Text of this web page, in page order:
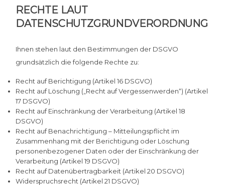
RECHTE LAUT
DATENSCHUTZGRUNDVERORDNUNG
Ihnen stehen laut den Bestimmungen der DSGVO
grundsätzlich die folgende Rechte zu:
Recht auf Berichtigung (Artikel 16 DSGVO)
Recht auf Löschung („Recht auf Vergessenwerden“) (Artikel
17 DSGVO)
Recht auf Einschränkung der Verarbeitung (Artikel 18
DSGVO)
Recht auf Benachrichtigung – Mitteilungspflicht im
Zusammenhang mit der Berichtigung oder Löschung
personenbezogener Daten oder der Einschränkung der
Verarbeitung (Artikel 19 DSGVO)
Recht auf Datenübertragbarkeit (Artikel 20 DSGVO)
Widerspruchsrecht (Artikel 21 DSGVO)